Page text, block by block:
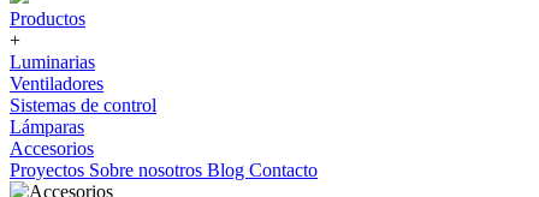
Productos
+
Luminarias
Ventiladores
Sistemas de control
Lámparas
Accesorios
Proyectos Sobre nosotros Blog Contacto